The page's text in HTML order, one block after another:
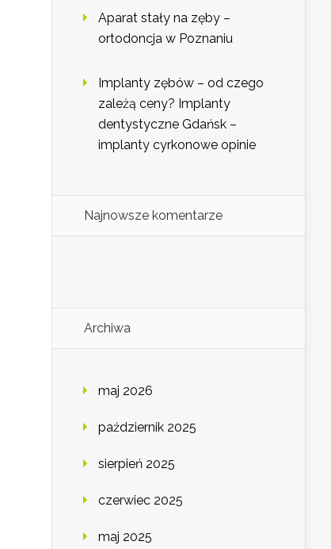
Aparat stały na zęby –
ortodoncja w Poznaniu
Implanty zębów – od czego
zależą ceny? Implanty
dentystyczne Gdańsk –
implanty cyrkonowe opinie
Najnowsze komentarze
Archiwa
maj 2026
październik 2025
sierpień 2025
czerwiec 2025
maj 2025